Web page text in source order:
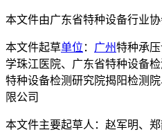
本文件由广东省特种设备行业
本文件起草单位 ： 广州特种承
学珠江医院、广东省特种设备
特种设备检测研究院揭阳检测
限公司
本文件主要起草人：赵军明、